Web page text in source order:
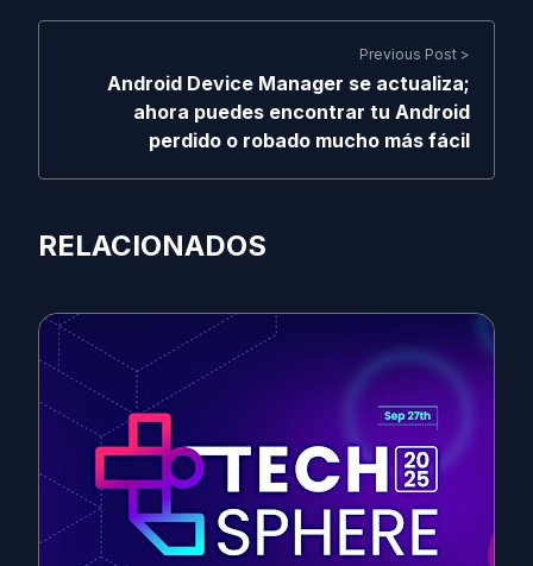
Previous Post >
Android Device Manager se actualiza;
ahora puedes encontrar tu Android
perdido o robado mucho más fácil
RELACIONADOS